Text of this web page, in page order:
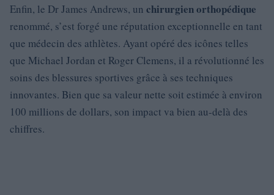
Enfin, le Dr James Andrews, un chirurgien orthopédique
renommé, s’est forgé une réputation exceptionnelle en tant
que médecin des athlètes. Ayant opéré des icônes telles
que Michael Jordan et Roger Clemens, il a révolutionné les
soins des blessures sportives grâce à ses techniques
innovantes. Bien que sa valeur nette soit estimée à environ
100 millions de dollars, son impact va bien au-delà des
chiffres.